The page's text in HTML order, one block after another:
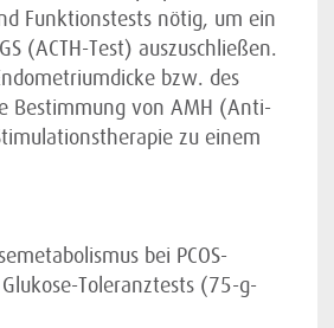
Funktions­tests nötig, um ein
(ACTH-Test) auszuschließen.
bzw. des
Bestimmung von AMH (Anti-
zu einem
bei PCOS-
Toleranztests (75-g-